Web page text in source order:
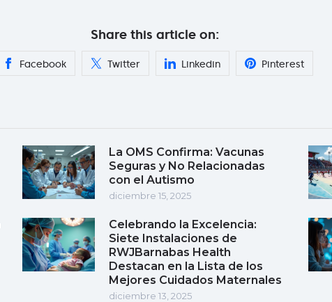
Share this article on:
Facebook Twitter Linkedin Pinterest
La OMS Confirma: Vacunas
Seguras y No Relacionadas
con el Autismo
diciembre 15, 2025
Celebrando la Excelencia:
Siete Instalaciones de
RWJBarnabas Health
Destacan en la Lista de los
Mejores Cuidados Maternales
diciembre 13, 2025